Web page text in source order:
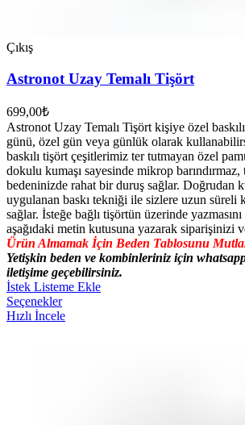
Çıkış
Astronot Uzay Temalı Tişört
699,00₺
Astronot Uzay Temalı Tişört kişiye özel
günü, özel gün veya günlük olarak
baskılı tişört çeşitlerimiz ter tutmayan özel
dokulu kumaşı sayesinde mikrop barındırmaz,
bedeninizde rahat bir duruş sağlar. Doğrudan
uygulanan baskı tekniği ile sizlere uzun süreli
sağlar. İsteğe bağlı tişörtün üzerinde
aşağıdaki metin kutusuna yazarak siparişinizi
Ürün Almamak İçin Beden Tablosunu
Yetişkin beden ve kombinleriniz için
iletişime geçebilirsiniz.
İstek Listeme Ekle
Seçenekler
Hızlı İncele